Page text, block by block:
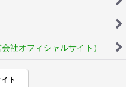
社オフィシャルサイト）
ト